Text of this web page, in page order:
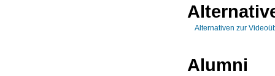
Alternativen zur
Alumni